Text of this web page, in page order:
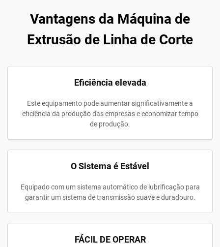
Vantagens da Máquina de
Extrusão de Linha de Corte
Eficiência elevada
Este equipamento pode aumentar significativamente a
eficiência da produção das empresas e economizar tempo
de produção.
O Sistema é Estável
Equipado com um sistema automático de lubrificação para
garantir um sistema de transmissão suave e duradouro.
FÁCIL DE OPERAR